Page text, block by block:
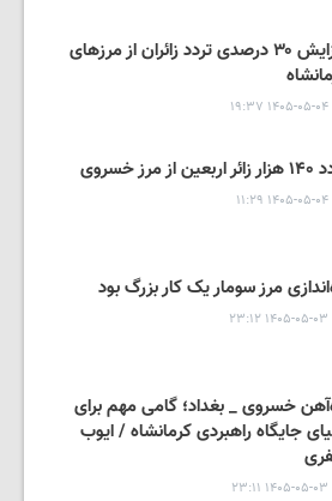
افزایش ۳۰ درصدی تردد زائران از مرزهای
۱۴۰۵-۰۵-۰۴ ۱۹:۳۷
مرز خسروی
۱۴۰۵-۰۵-۰۴ ۱۱:۲۹
مرز سومار یک کار بزرگ بود
۱۴۰۵-۰۵-۰۳ ۲۳:۱۲
خسروی _ بغداد؛ گامی مهم برای
جایگاه راهبردی کرمانشاه / ایوب
۱۴۰۵-۰۵-۰۳ ۲۳:۱۱